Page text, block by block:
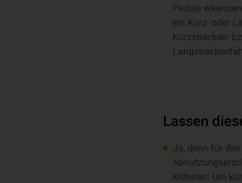
Pedale
ein Kurz- oder
Kurzstrecken-
Lassen
Ja, denn für
Kriterien. Um